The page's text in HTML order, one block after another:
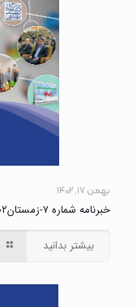
بهمن ۱۷, ۱۴۰۲
خبرنامه شماره ۷-زمستان۱۴۰۲
بیشتر بدانید